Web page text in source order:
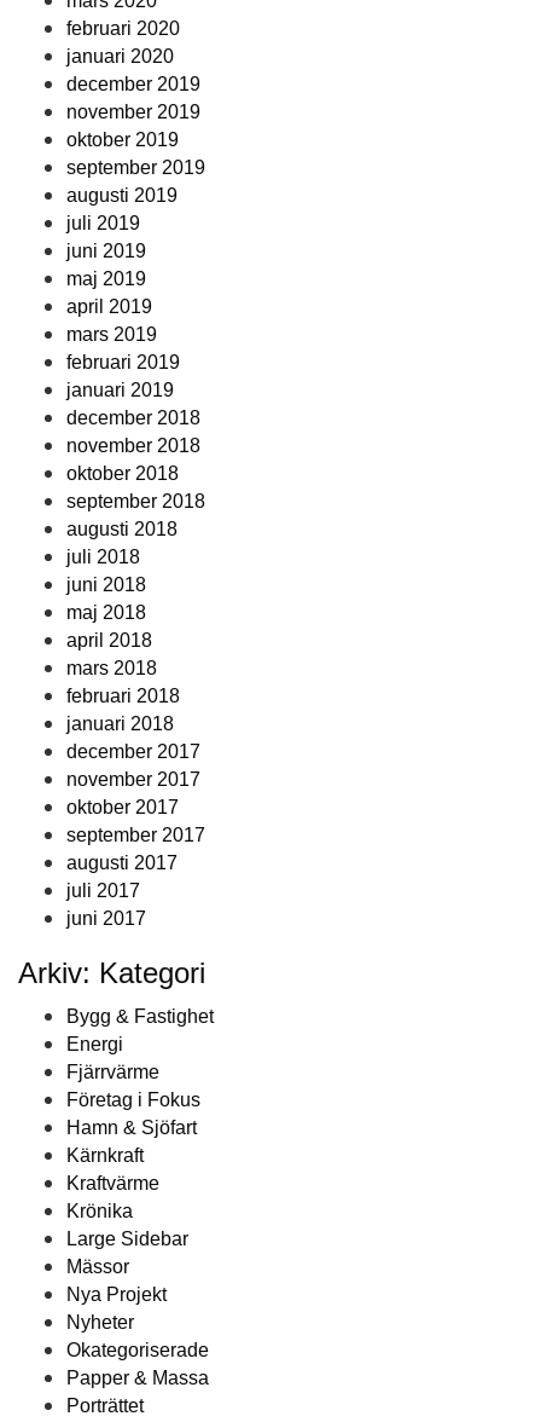
februari 2020
januari 2020
december 2019
november 2019
oktober 2019
september 2019
augusti 2019
juli 2019
juni 2019
maj 2019
april 2019
mars 2019
februari 2019
januari 2019
december 2018
november 2018
oktober 2018
september 2018
augusti 2018
juli 2018
juni 2018
maj 2018
april 2018
mars 2018
februari 2018
januari 2018
december 2017
november 2017
oktober 2017
september 2017
augusti 2017
juli 2017
juni 2017
Arkiv: Kategori
Bygg & Fastighet
Energi
Fjärrvärme
Företag i Fokus
Hamn & Sjöfart
Kärnkraft
Kraftvärme
Krönika
Large Sidebar
Mässor
Nya Projekt
Nyheter
Okategoriserade
Papper & Massa
Porträttet